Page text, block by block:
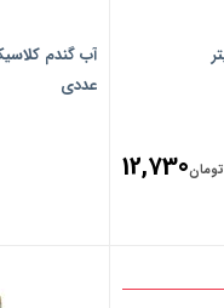
تومان12,730
عددی